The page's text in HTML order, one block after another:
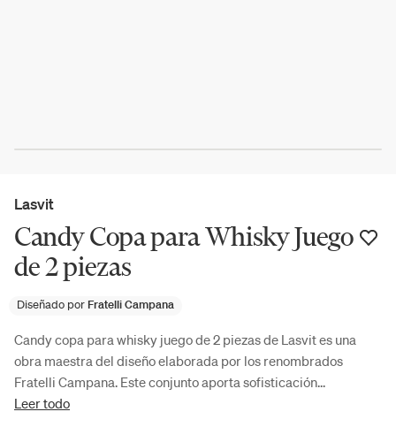
Lasvit
Candy Copa para Whisky Juego
de 2 piezas
Diseñado por Fratelli Campana
Candy copa para whisky juego de 2 piezas de Lasvit es una
obra maestra del diseño elaborada por los renombrados
Fratelli Campana. Este conjunto aporta sofisticación...
Leer todo